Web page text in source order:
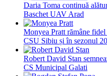
Daria Toma continuă
Baschet UAV Arad
Monyea Pratt rămâne
CSU Sibiu și în sezonul
Robert David Stan
CS Municipal Galati